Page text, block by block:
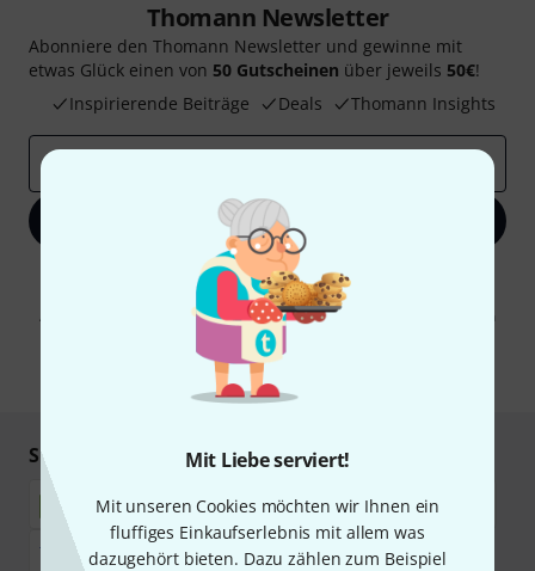
Mit Liebe serviert!
Mit unseren Cookies möchten wir Ihnen ein
fluffiges Einkaufserlebnis mit allem was
dazugehört bieten. Dazu zählen zum Beispiel
Thomann Newsletter
Abonniere den Thomann Newsletter und gewinne mit
etwas Glück einen von 50 Gutscheinen über jeweils 50€!
Inspirierende Beiträge
Deals Thomann Insights
Jetzt anmelden
Mit Klick auf „Jetzt anmelden“ stimmen Sie dem Erhalt von E-Mail-
Werbung und einer Messung des E-Mail-Nutzungsverhaltens zu. Die
Abmeldung ist jederzeit möglich. Weitere Informationen finden Sie in
Datenschutzhinweisen
* Pflichtfeld
Sicher einkaufen & bezahlen